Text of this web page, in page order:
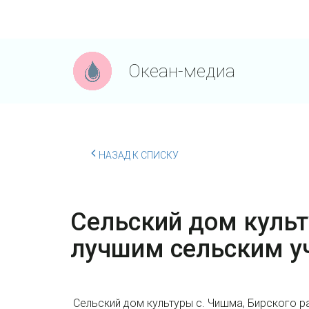
Океан-медиа
НАЗАД К СПИСКУ
Сельский дом
лучшим сельским
Сельский дом культуры с. Чишма, Бирского